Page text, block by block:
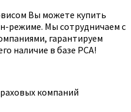
Вы можете купить
режиме. Мы сотрудничаем с
гарантируем
наличие в базе РСА!
компаний